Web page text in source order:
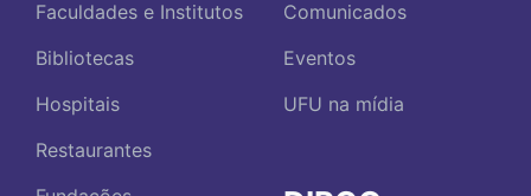
Faculdades e Institutos
Bibliotecas
Hospitais
Restaurantes
Comunicados
Eventos
UFU na mídia